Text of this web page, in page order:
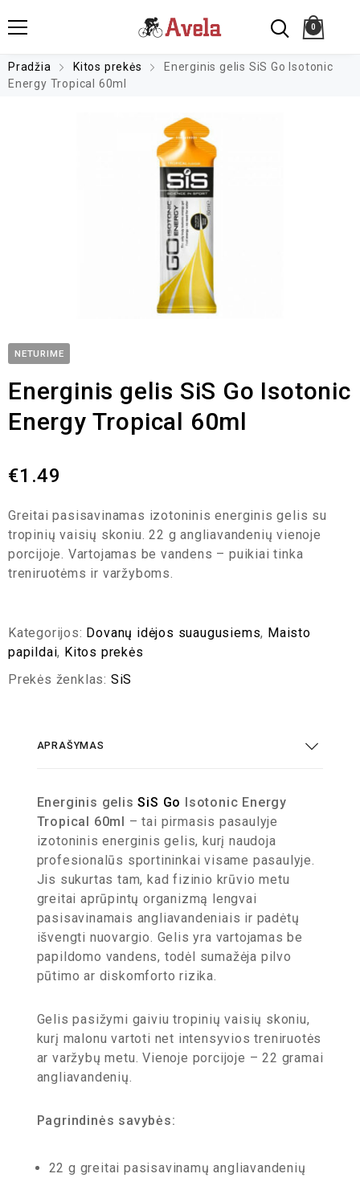
0
Pradžia Kitos prekės
Energinis gelis SiS Go Isotonic
Energy Tropical 60ml
NETURIME
Energinis gelis SiS Go Isotonic
Energy Tropical 60ml
€1.49
Greitai pasisavinamas izotoninis energinis gelis su
tropinių vaisių skoniu. 22 g angliavandenių vienoje
porcijoje. Vartojamas be vandens – puikiai tinka
treniruotėms ir varžyboms.
Kategorijos: Dovanų idėjos suaugusiems, Maisto
papildai, Kitos prekės
Prekės ženklas: SiS
APRAŠYMAS
Energinis gelisSiS Go Isotonic Energy
Tropical 60ml – tai pirmasis pasaulyje
izotoninis energinis gelis, kurį naudoja
profesionalūs sportininkai visame pasaulyje.
Jis sukurtas tam, kad fizinio krūvio metu
greitai aprūpintų organizmą lengvai
pasisavinamais angliavandeniais ir padėtų
išvengti nuovargio. Gelis yra vartojamas be
papildomo vandens, todėl sumažėja pilvo
pūtimo ar diskomforto rizika.
Gelis pasižymi gaiviu tropinių vaisių skoniu,
kurį malonu vartoti net intensyvios treniruotės
ar varžybų metu. Vienoje porcijoje – 22 gramai
angliavandenių.
Pagrindinės savybės:
22 g greitai pasisavinamų angliavandenių